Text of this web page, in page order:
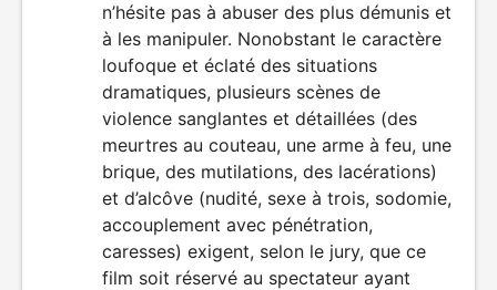
n’hésite pas à abuser des plus démunis et
à les manipuler. Nonobstant le caractère
loufoque et éclaté des situations
dramatiques, plusieurs scènes de
violence sanglantes et détaillées (des
meurtres au couteau, une arme à feu, une
brique, des mutilations, des lacérations)
et d’alcôve (nudité, sexe à trois, sodomie,
accouplement avec pénétration,
caresses) exigent, selon le jury, que ce
film soit réservé au spectateur ayant